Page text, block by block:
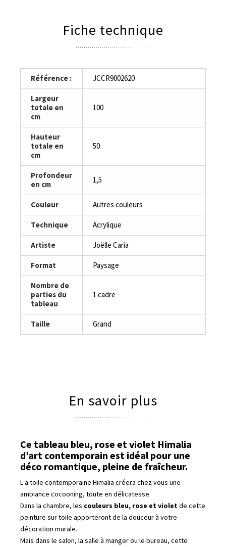
Fiche technique
Référence : JCCR9002620
Largeur
totale en
cm
100
Hauteur
totale en
cm
50
Profondeur
en cm
1,5
Couleur Autres couleurs
Technique Acrylique
Artiste Joëlle Caria
Format Paysage
Nombre de
parties du
tableau
1 cadre
Taille Grand
En savoir plus
Ce tableau bleu, rose et violet Himalia
d’art contemporain est idéal pour une
déco romantique, pleine de fraîcheur.
L a toile contemporaine Himalia créera chez vous une
ambiance cocooning, toute en délicatesse.
Dans la chambre, les couleurs bleu, rose et violetde cette
peinture sur toile apporteront de la douceur à votre
décoration murale.
Mais dans le salon, la salle à manger ou le bureau, cette